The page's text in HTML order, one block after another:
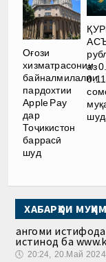
Оғози
хизматрасонии
байналмилалии
пардохтии
Apple Pay
дар
Тоҷикистон
баррасӣ
шуд
аз
ХАБАРҲОИ
Ҳангоми
истинод ба
🕔 20:24, 20.Май 2024